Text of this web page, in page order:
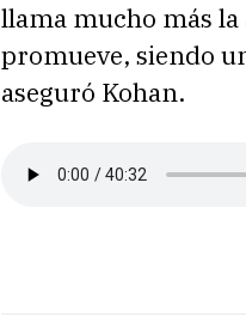
llama mucho más
promueve, siendo
aseguró Kohan.